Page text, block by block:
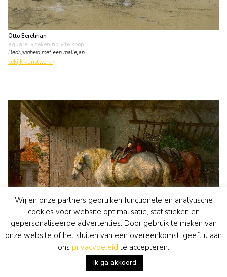
Otto Eerelman
aquarel • tekening • te koop
Bedrijvigheid met een mallejan
bekijk kunstwerk
Willem Johan Boogaard
Wij en onze partners gebruiken functionele en analytische
cookies voor website optimalisatie, statistieken en
gepersonaliseerde advertenties. Door gebruik te maken van
onze website of het sluiten van een overeenkomst, geeft u aan
ons privacybeleid te accepteren.
Ik ga akkoord